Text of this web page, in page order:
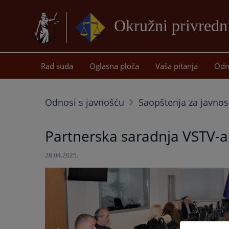
Okružni
Rad suda Oglasna ploča Vaša pitanja
Odnosi s javnošću Saopštenja za
Partnerska saradnja
28.04.2025.